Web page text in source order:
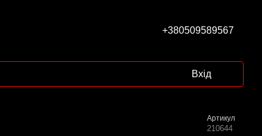
+380509589567
Вхід
Артикул
210644